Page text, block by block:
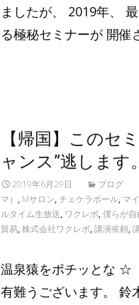
ましたが、 2019年、
る極秘セミナーが 開
【帰国】このセ
ャンス”逃します。
2019年6月29日 ブログ
マ） , Mサロン,チェケラポール, マ
ルタイム生放送, ワクレボ,僕らが
貿易,株式会社ワクレボ,講演依頼,
温泉猿をポチッとな
有難うございます。 鈴